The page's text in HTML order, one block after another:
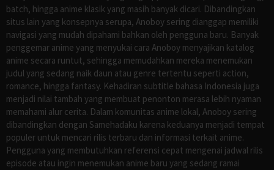
batch, hingga anime klasik yang masih banyak dicari. Dibandingkan
situs lain yang konsepnya serupa, Anoboy sering dianggap memiliki
navigasi yang mudah dipahami bahkan oleh pengguna baru. Banyak
penggemar anime yang menyukai cara Anoboy menyajikan katalog
anime secara runtut, sehingga memudahkan mereka menemukan
judul yang sedang naik daun atau genre tertentu seperti action,
romance, hingga fantasy. Kehadiran subtitle bahasa Indonesia juga
menjadi nilai tambah yang membuat penonton merasa lebih nyaman
memahami alur cerita. Dalam komunitas anime lokal, Anoboy sering
dibandingkan dengan Samehadaku karena keduanya menjadi tempat
populer untuk mencari rilis terbaru dan informasi terkait anime.
Pengguna yang membutuhkan referensi cepat mengenai jadwal rilis
episode atau ingin menemukan anime baru yang sedang ramai